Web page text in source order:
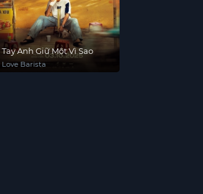
Tay Anh Giữ Một Vì Sao
Love Barista